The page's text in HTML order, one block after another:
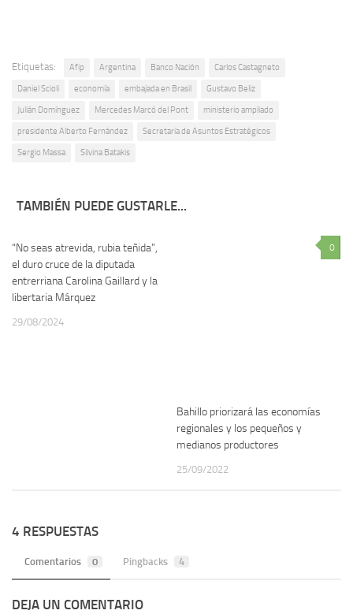
Etiquetas: Afip Argentina Banco Nación Carlos Castagneto
Daniel Scioli economía embajada en Brasil Gustavo Beliz
Julián Domínguez Mercedes Marcó del Pont ministerio ampliado
presidente Alberto Fernández Secretaría de Asuntos Estratégicos
Sergio Massa Silvina Batakis
TAMBIÉN PUEDE GUSTARLE...
“No seas atrevida, rubia teñida”,
el duro cruce de la diputada
entrerriana Carolina Gaillard y la
libertaria Márquez
29/08/2024
0
Bahillo priorizará las economías
regionales y los pequeños y
medianos productores
25/09/2022
4 RESPUESTAS
Comentarios 0 Pingbacks 4
DEJA UN COMENTARIO